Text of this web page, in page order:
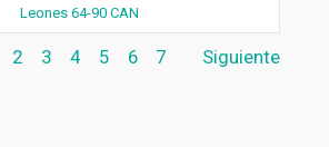
Leones 64-90 CAN
2 3 4 5 6 7 Siguiente